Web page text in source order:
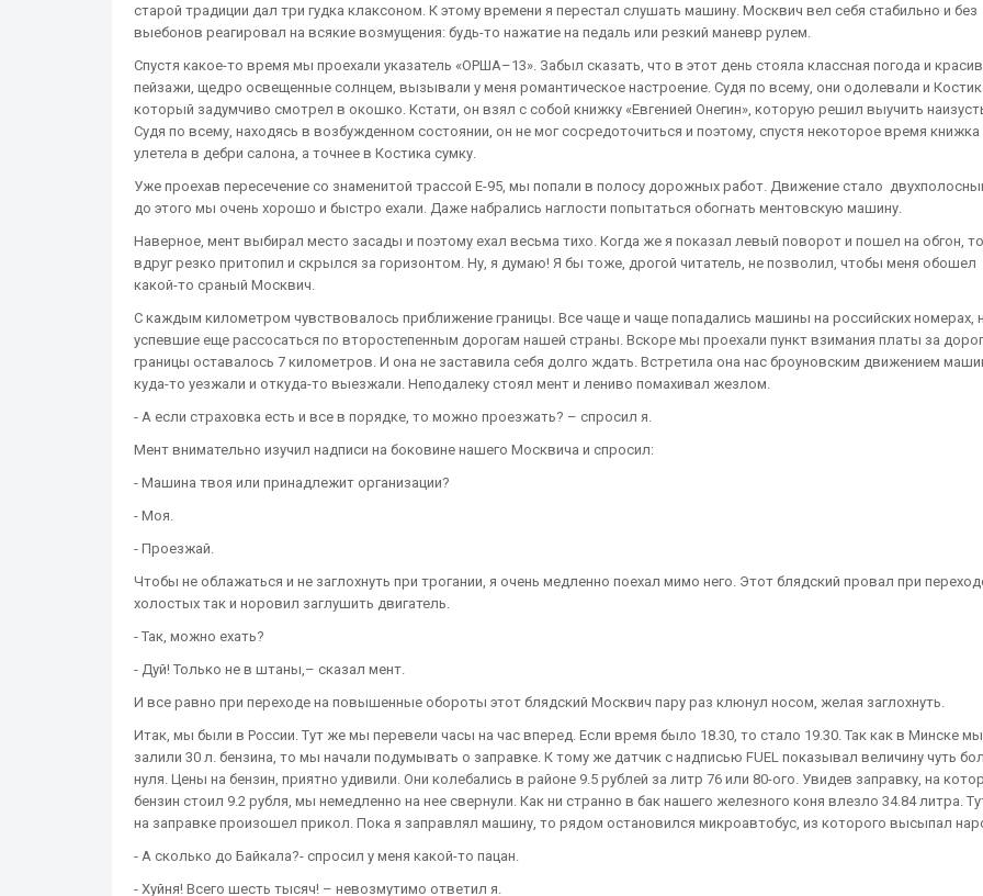
старой традиции дал три гудка клаксоном. К этому времени я перестал слушать машину. Москвич вел себя стабильно и без
выебонов реагировал на всякие возмущения: будь-то нажатие на педаль или резкий маневр рулем.
Спустя какое-то время мы проехали указатель «ОРША–13». Забыл сказать, что в этот день стояла классная погода и
пейзажи, щедро освещенные солнцем, вызывали у меня романтическое настроение. Судя по всему, они одолевали и
который задумчиво смотрел в окошко. Кстати, он взял с собой книжку «Евгенией Онегин», которую решил выучить
Судя по всему, находясь в возбужденном состоянии, он не мог сосредоточиться и поэтому, спустя некоторое время книжка
улетела в дебри салона, а точнее в Костика сумку.
Уже проехав пересечение со знаменитой трассой Е-95, мы попали в полосу дорожных работ. Движение стало
до этого мы очень хорошо и быстро ехали. Даже набрались наглости попытаться обогнать ментовскую машину.
Наверное, мент выбирал место засады и поэтому ехал весьма тихо. Когда же я показал левый поворот и пошел на обгон,
вдруг резко притопил и скрылся за горизонтом. Ну, я думаю! Я бы тоже, дрогой читатель, не позволил, чтобы меня обошел
какой-то сраный Москвич.
С каждым километром чувствовалось приближение границы. Все чаще и чаще попадались машины на российских номерах,
успевшие еще рассосаться по второстепенным дорогам нашей страны. Вскоре мы проехали пункт взимания платы за
границы оставалось 7 километров. И она не заставила себя долго ждать. Встретила она нас броуновским движением
куда-то уезжали и откуда-то выезжали. Неподалеку стоял мент и лениво помахивал жезлом.
- А если страховка есть и все в порядке, то можно проезжать? – спросил я.
Мент внимательно изучил надписи на боковине нашего Москвича и спросил:
- Машина твоя или принадлежит организации?
- Моя.
- Проезжай.
Чтобы не облажаться и не заглохнуть при трогании, я очень медленно поехал мимо него. Этот блядский провал при
холостых так и норовил заглушить двигатель.
- Так, можно ехать?
- Дуй! Только не в штаны,– сказал мент.
И все равно при переходе на повышенные обороты этот блядский Москвич пару раз клюнул носом, желая заглохнуть.
Итак, мы были в России. Тут же мы перевели часы на час вперед. Если время было 18.30, то стало 19.30. Так как в Минске мы
залили 30 л. бензина, то мы начали подумывать о заправке. К тому же датчик с надписью FUEL показывал величину чуть
нуля. Цены на бензин, приятно удивили. Они колебались в районе 9.5 рублей за литр 76 или 80-ого. Увидев заправку, на
бензин стоил 9.2 рубля, мы немедленно на нее свернули. Как ни странно в бак нашего железного коня влезло 34.84 литра.
на заправке произошел прикол. Пока я заправлял машину, то рядом остановился микроавтобус, из которого высыпал
- А сколько до Байкала?- спросил у меня какой-то пацан.
- Хуйня! Всего шесть тысяч! – невозмутимо ответил я.